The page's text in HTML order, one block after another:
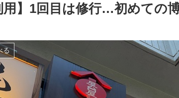
用】1回目は修行…初めての
る